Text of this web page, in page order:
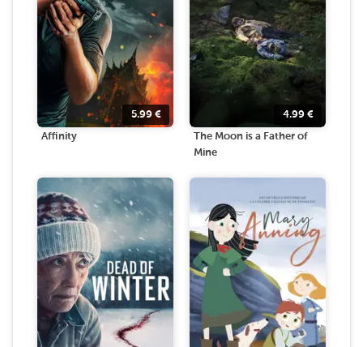
5.99 €
Affinity
4.99 €
The Moon is a Father of
Mine